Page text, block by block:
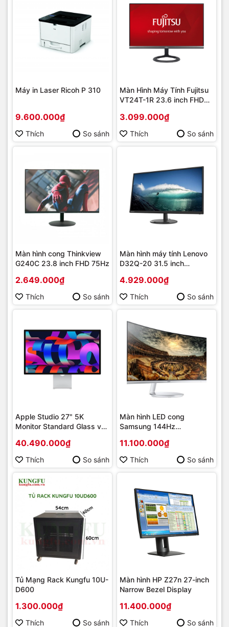
Máy in Laser Ricoh P 310
9.600.000₫
Thích So sánh
Màn Hình Máy Tính Fujitsu
VT24T-1R 23.6 inch FHD
3.099.000₫
Thích So sánh
Màn hình cong Thinkview
G240C 23.8 inch FHD 75Hz
2.649.000₫
Thích So sánh
Màn hình máy tính Lenovo
D32Q-20 31.5 inch
4.929.000₫
Thích So sánh
Apple Studio 27" 5K
Monitor Standard Glass với
40.490.000₫
Thích So sánh
Màn hình LED cong
Samsung 144Hz
11.100.000₫
Thích So sánh
Tủ Mạng Rack Kungfu 10U-
D600
1.300.000₫
Thích So sánh
Màn hình HP Z27n 27-inch
Narrow Bezel Display
11.400.000₫
Thích So sánh